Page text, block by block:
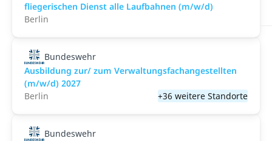
fliegerischen Dienst alle Laufbahnen (m/w/d)
Berlin
Bundeswehr
Ausbildung zur/ zum Verwaltungsfachangestellten
(m/w/d) 2027
Berlin
+36 weitere Standorte
Bundeswehr